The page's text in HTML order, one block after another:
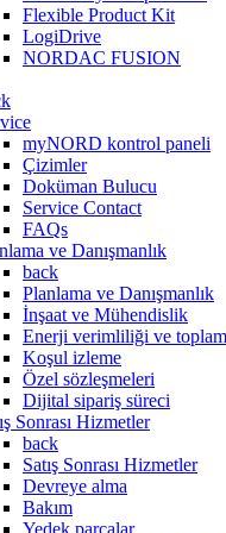
Flexible Product Kit
LogiDrive
NORDAC FUSION
myNORD kontrol paneli
Çizimler
Doküman Bulucu
Service Contact
FAQs
ve Danışmanlık
back
Planlama ve Danışmanlık
İnşaat ve Mühendislik
Enerji verimliliği ve toplam
Koşul izleme
Özel sözleşmeleri
Dijital sipariş süreci
Sonrası Hizmetler
back
Satış Sonrası Hizmetler
Devreye alma
Bakım
Yedek parçalar